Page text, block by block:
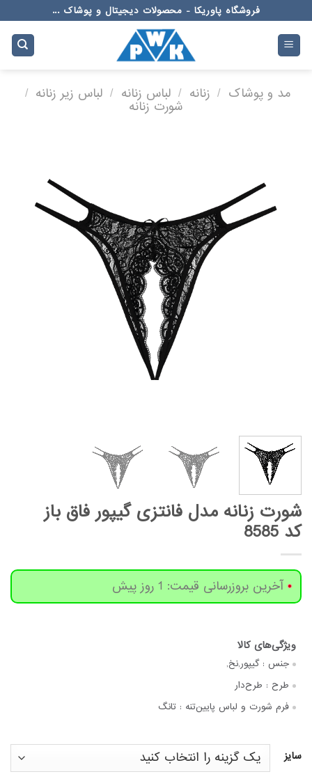
to
content
فروشگاه پاوریکا - محصولات دیجیتال و پوشاک ...
مد و پوشاک / زنانه / لباس زنانه / لباس زیر زنانه /
شورت زنانه
شورت زنانه مدل فانتزی گیپور فاق باز
کد 8585
آخرین بروزرسانی قیمت: 1 روز پیش
جنس : گیپور,نخ,
طرح : طرح‌دار
فرم شورت و لباس پایین‌تنه : تانگ
سایز